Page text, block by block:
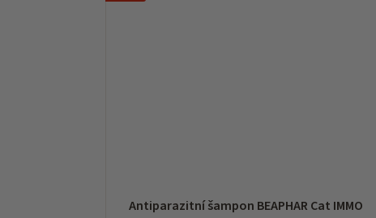
Antiparazitní šampon BEAPHAR Cat IMMO